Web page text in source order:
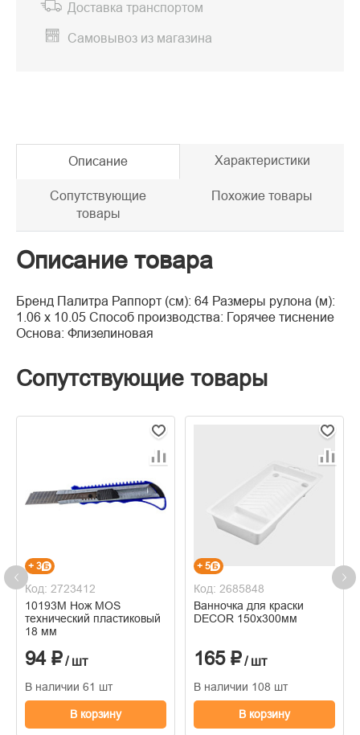
Доставка транспортом
Самовывоз из магазина
Описание Характеристики
Сопутствующие
товары
Похожие товары
Описание товара
Бренд Палитра Раппорт (см): 64 Размеры рулона (м):
1.06 х 10.05 Способ производства: Горячее тиснение
Основа: Флизелиновая
Сопутствующие товары
+ 3
Код: 2723412
10193М Нож MOS
технический пластиковый
18 мм
94 ₽/ шт
В наличии 61 шт
В корзину
+ 5
Код: 2685848
Ванночка для краски
DECOR 150х300мм
165 ₽/ шт
В наличии 108 шт
В корзину